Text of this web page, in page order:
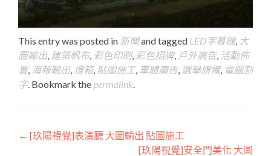
This entry was posted in 新聞and tagged LED字幕機, 大
圖輸出, 建築帆布, 彩色印刷, 彩色招牌, 戶外廣告, 活動佈
置, 海報輸出, 燈箱, 貼圖施工, 車體廣告, 選舉旗幟, 電腦割
字. Bookmark the permalink.
Post
← [玖陽視覺]表演廳 大圖輸出 貼圖施工
[玖陽視覺]安全門美化 大圖